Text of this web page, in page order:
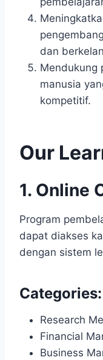
dan
Mendukung
manusia
kompetitif.
Our
1. Online
Program
dapat diakses
dengan sistem
Categories:
Research
Financial
Business